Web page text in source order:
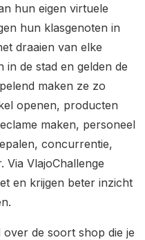
hun eigen virtuele
hun klas­genoten in
draaien van elke
de stad en gelden de
maken ze zo
openen, producten
maken, personeel
concurrentie,
Via VlajoChallenge
en krijgen beter inzicht
over de soort shop die je